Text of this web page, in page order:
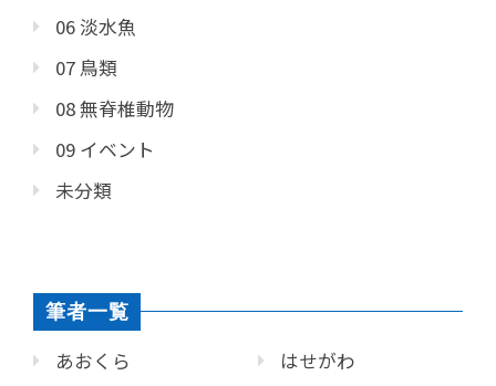
06 淡水魚
07 鳥類
08 無脊椎動物
09 イベント
未分類
筆者一覧
あおくら
はせがわ